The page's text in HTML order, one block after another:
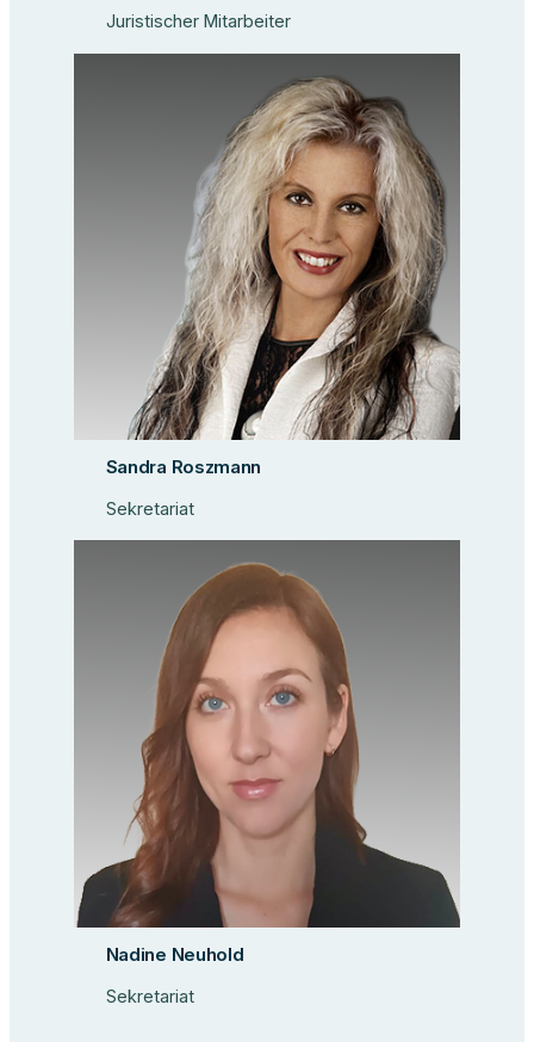
Juristischer Mitarbeiter
Sandra Roszmann
Sekretariat
Nadine Neuhold
Sekretariat